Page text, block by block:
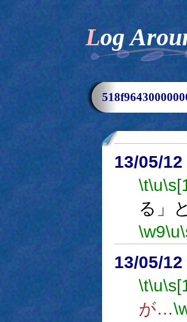
Log
13/05/
\t\u
る」
\w9\u
13/05/
\t\u
が…